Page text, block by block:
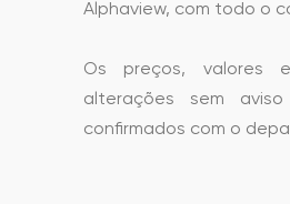
Alphaview, com todo o
Os preços, valores
alterações sem
confirmados com o